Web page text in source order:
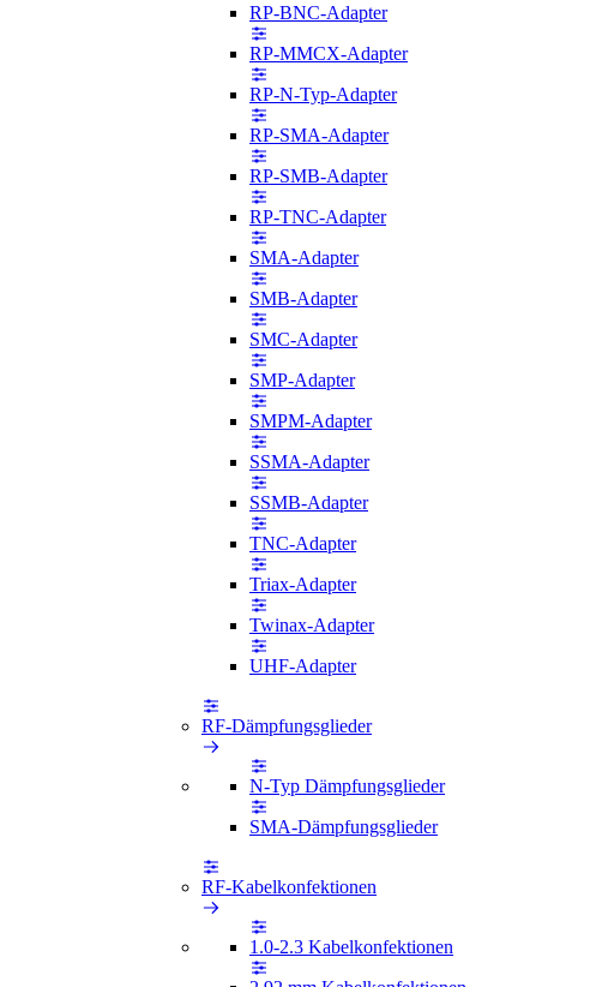
RP-BNC-Adapter
RP-MMCX-Adapter
RP-N-Typ-Adapter
RP-SMA-Adapter
RP-SMB-Adapter
RP-TNC-Adapter
SMA-Adapter
SMB-Adapter
SMC-Adapter
SMP-Adapter
SMPM-Adapter
SSMA-Adapter
SSMB-Adapter
TNC-Adapter
Triax-Adapter
Twinax-Adapter
UHF-Adapter
RF-Dämpfungsglieder
N-Typ Dämpfungsglieder
SMA-Dämpfungsglieder
RF-Kabelkonfektionen
1.0-2.3 Kabelkonfektionen